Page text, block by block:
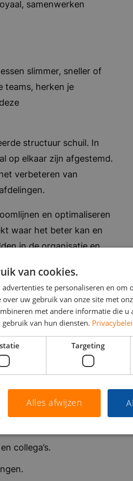
samenwerken
slimmer, sneller of
teams, herken je
structuur schuil. In
op elkaar zijn afgestemd.
verbeteren van
en optimaliseren
waar het beter kan en
in de organisatie en
Daarbij weet je wensen
in praktische
collega’s.
van cookies.
te personaliseren en om
uw gebruik van onze site met
met andere informatie die u
van hun diensten.
Targeting
Alles afwijzen